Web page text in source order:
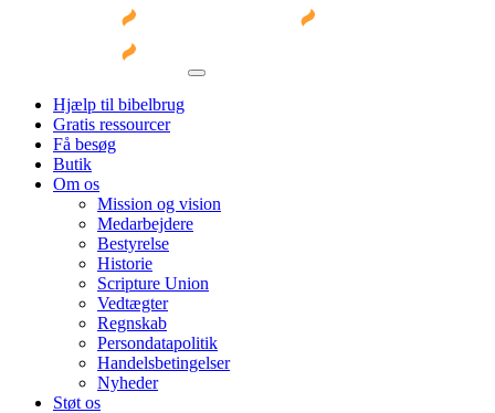
Hjælp til bibelbrug
Gratis ressourcer
Få besøg
Butik
Om os
Mission og vision
Medarbejdere
Bestyrelse
Historie
Scripture Union
Vedtægter
Regnskab
Persondatapolitik
Handelsbetingelser
Nyheder
Støt os